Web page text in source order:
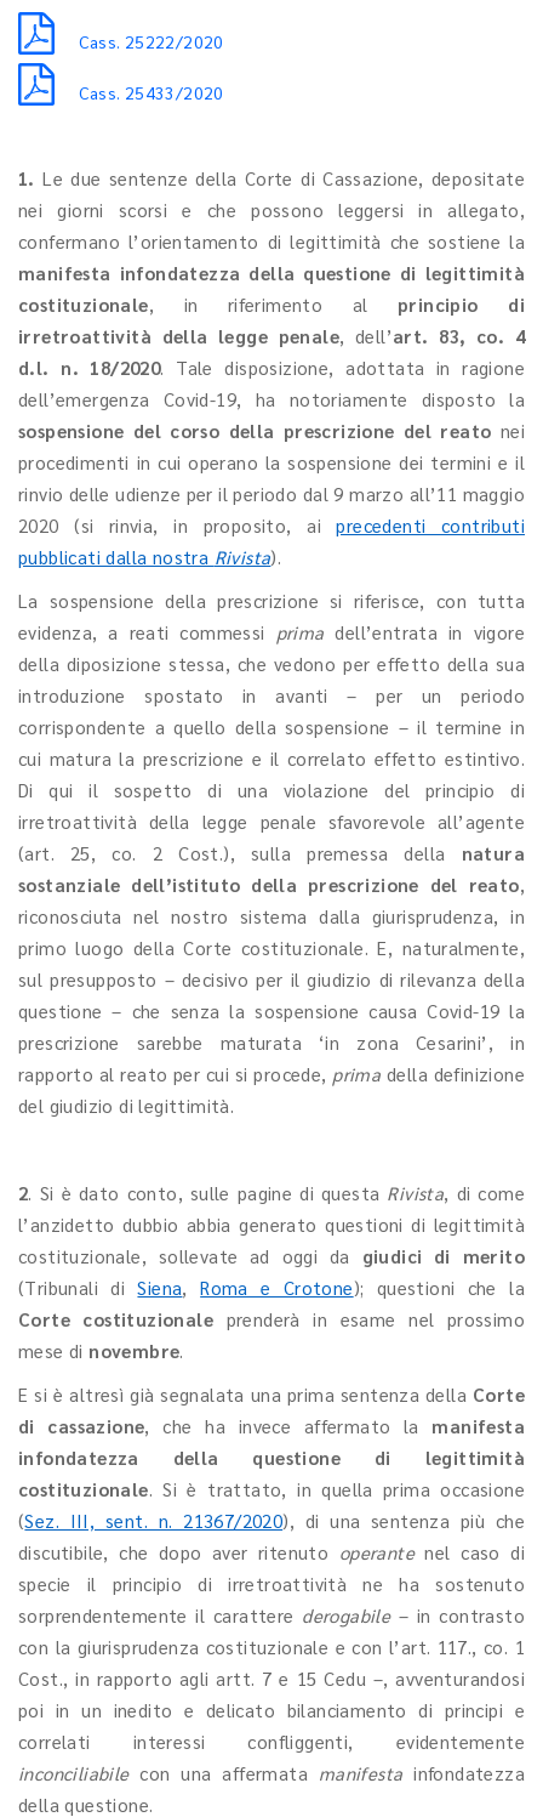
Cass. 25222/2020
Cass. 25433/2020
1.Le due sentenze della Corte di Cassazione, depositate
nei giorni scorsi e che possono leggersi in allegato,
confermano l’orientamento di legittimità che sostiene la
manifesta infondatezza della questione di legittimità
costituzionale, in riferimento al principio di
irretroattività della legge penale, dell’art. 83, co. 4
d.l. n. 18/2020. Tale disposizione, adottata in ragione
dell’emergenza Covid-19, ha notoriamente disposto la
sospensione del corso della prescrizione del reato nei
procedimenti in cui operano la sospensione dei termini e il
rinvio delle udienze per il periodo dal 9 marzo all’11 maggio
2020 (si rinvia, in proposito, aiprecedenti contributi
pubblicati dalla nostra Rivista).
La sospensione della prescrizione si riferisce, con tutta
evidenza, a reati commessi prima dell’entrata in vigore
della diposizione stessa, che vedono per effetto della sua
introduzione spostato in avanti – per un periodo
corrispondente a quello della sospensione – il termine in
cui matura la prescrizione e il correlato effetto estintivo.
Di qui il sospetto di una violazione del principio di
irretroattività della legge penale sfavorevole all’agente
(art. 25, co. 2 Cost.), sulla premessa della natura
sostanziale dell’istituto della prescrizione del reato,
riconosciuta nel nostro sistema dalla giurisprudenza, in
primo luogo della Corte costituzionale. E, naturalmente,
sul presupposto – decisivo per il giudizio di rilevanza della
questione – che senza la sospensione causa Covid-19 la
prescrizione sarebbe maturata ‘in zona Cesarini’, in
rapporto al reato per cui si procede, prima della definizione
del giudizio di legittimità.
2. Si è dato conto, sulle pagine di questa Rivista, di come
l’anzidetto dubbio abbia generato questioni di legittimità
costituzionale, sollevate ad oggi da giudici di merito
(Tribunali diSiena,Roma e Crotone); questioni che la
Corte costituzionale prenderà in esame nel prossimo
mese di novembre.
E si è altresì già segnalata una prima sentenza della Corte
di cassazione, che ha invece affermato la manifesta
infondatezza della questione di legittimità
costituzionale. Si è trattato, in quella prima occasione
(Sez. III, sent. n. 21367/2020), di una sentenza più che
discutibile, che dopo aver ritenuto operantenel caso di
specie il principio di irretroattività ne ha sostenuto
sorprendentemente il carattere derogabile– in contrasto
con la giurisprudenza costituzionale e con l’art. 117., co. 1
Cost., in rapporto agli artt. 7 e 15 Cedu –, avventurandosi
poi in un inedito e delicato bilanciamento di principi e
correlati interessi confliggenti, evidentemente
inconciliabilecon una affermata manifesta infondatezza
della questione.